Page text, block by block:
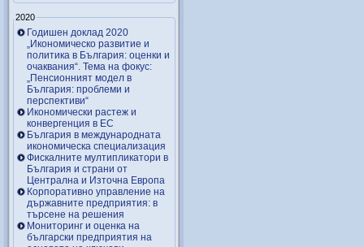
2020
Годишен доклад 2020
„Икономическо развитие и
политика в България: оценки и
очаквания“. Тема на фокус:
„Пенсионният модел в
България: проблеми и
перспективи“
Икономически растеж и
конвергенция в ЕС
България в международната
икономическа специализация
Фискалните мултипликатори в
България и страни от
Централна и Източна Европа
Корпоративно управление на
държавните предприятия: в
търсене на решения
Мониторинг и оценка на
български предприятия на